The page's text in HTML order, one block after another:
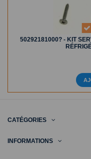
50292181000? - KIT
CATÉGORIES
INFORMATIONS